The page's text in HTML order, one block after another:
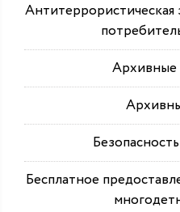
Архивные
Бесплатное